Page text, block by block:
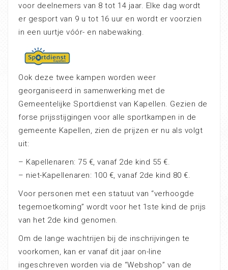
voor deelnemers van 8 tot 14 jaar. Elke dag wordt
er gesport van 9 u tot 16 uur en wordt er voorzien
in een uurtje vóór- en nabewaking.
Ook deze twee kampen worden weer
georganiseerd in samenwerking met de
Gemeentelijke Sportdienst van Kapellen. Gezien de
forse prijsstijgingen voor alle sportkampen in de
gemeente Kapellen, zien de prijzen er nu als volgt
uit:
– Kapellenaren: 75 €, vanaf 2de kind 55 €.
– niet-Kapellenaren: 100 €, vanaf 2de kind 80 €.
Voor personen met een statuut van “verhoogde
tegemoetkoming” wordt voor het 1ste kind de prijs
van het 2de kind genomen.
Om de lange wachtrijen bij de inschrijvingen te
voorkomen, kan er vanaf dit jaar on-line
ingeschreven worden via de “Webshop” van de